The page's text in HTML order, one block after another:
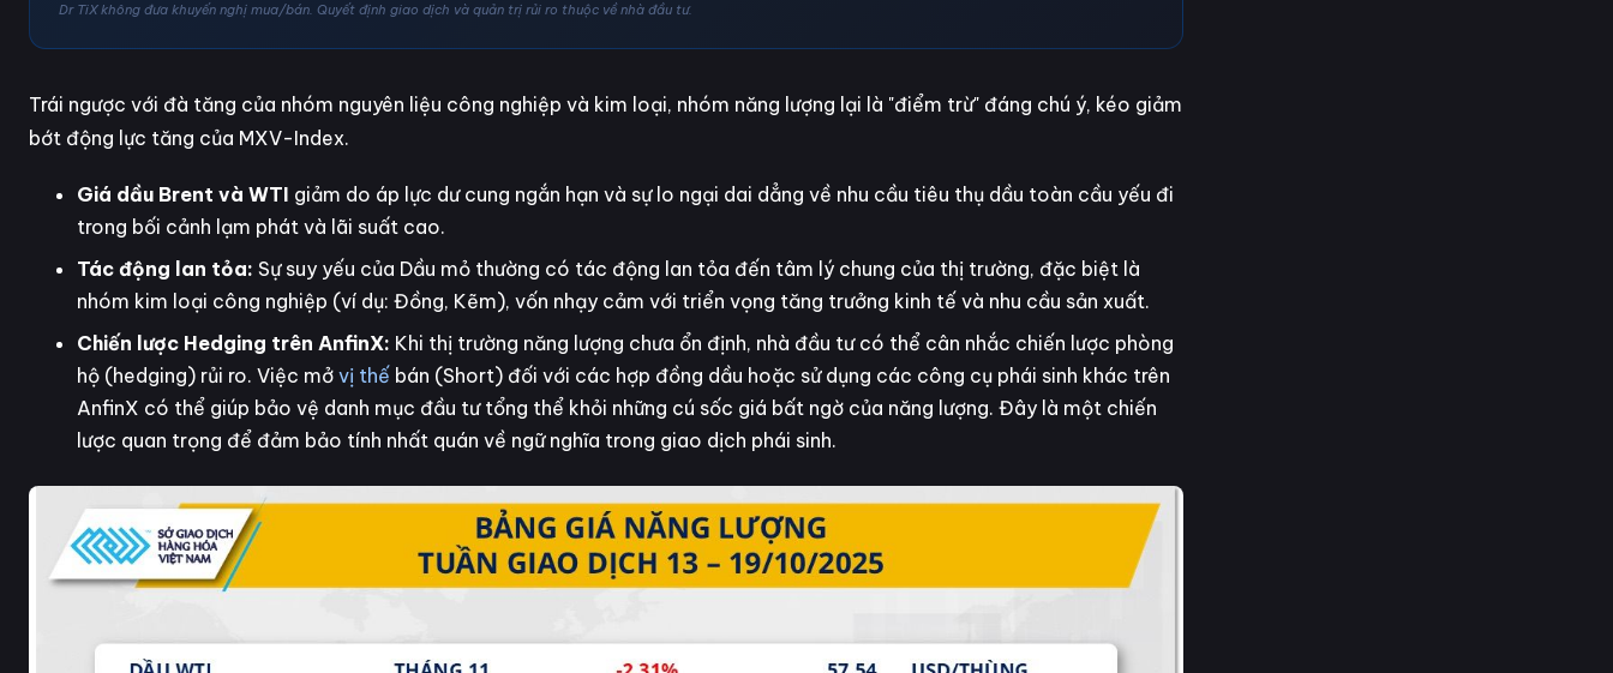
Dr TiX không đưa khuyến nghị mua/bán. Quyết định giao dịch và quản trị rủi ro thuộc về nhà đầu tư.
Trái ngược với đà tăng của nhóm nguyên liệu công nghiệp và kim loại, nhóm năng lượng lại là "điểm trừ" đáng chú ý, kéo giảm
bớt động lực tăng của MXV-Index.
Giá dầu Brent và WTI giảm do áp lực dư cung ngắn hạn và sự lo ngại dai dẳng về nhu cầu tiêu thụ dầu toàn cầu yếu đi
trong bối cảnh lạm phát và lãi suất cao.
Tác động lan tỏa: Sự suy yếu của Dầu mỏ thường có tác động lan tỏa đến tâm lý chung của thị trường, đặc biệt là
nhóm kim loại công nghiệp (ví dụ: Đồng, Kẽm), vốn nhạy cảm với triển vọng tăng trưởng kinh tế và nhu cầu sản xuất.
Chiến lược Hedging trên AnfinX: Khi thị trường năng lượng chưa ổn định, nhà đầu tư có thể cân nhắc chiến lược phòng
hộ (hedging) rủi ro. Việc mở vị thế bán (Short) đối với các hợp đồng dầu hoặc sử dụng các công cụ phái sinh khác trên
AnfinX có thể giúp bảo vệ danh mục đầu tư tổng thể khỏi những cú sốc giá bất ngờ của năng lượng. Đây là một chiến
lược quan trọng để đảm bảo tính nhất quán về ngữ nghĩa trong giao dịch phái sinh.